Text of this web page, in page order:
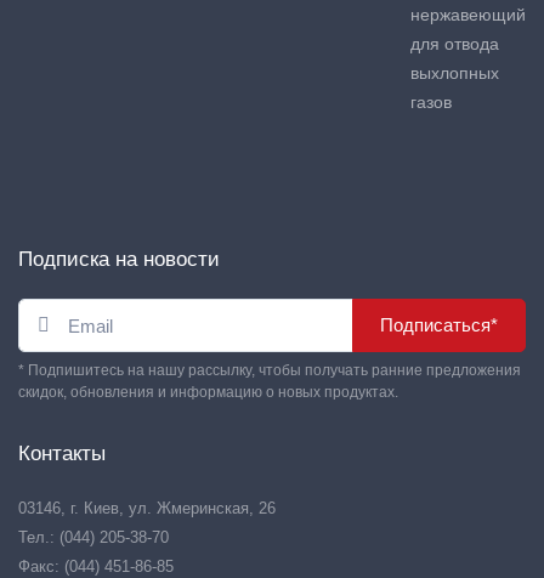
нержавеющий
для отвода
выхлопных
газов
Подписка на новости
Подписаться*
* Подпишитесь на нашу рассылку, чтобы получать ранние предложения
скидок, обновления и информацию о новых продуктах.
Контакты
03146, г. Киев, ул. Жмеринская, 26
Тел.: (044) 205-38-70
Факс: (044) 451-86-85